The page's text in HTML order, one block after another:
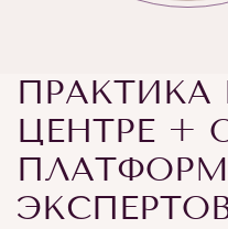
ПРАКТИКА
ЦЕНТРЕ +